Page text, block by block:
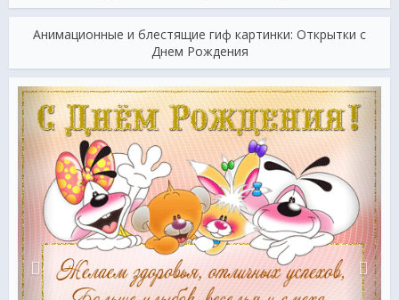
Анимационные и блестящие гиф картинки: Открытки с
Днем Рождения